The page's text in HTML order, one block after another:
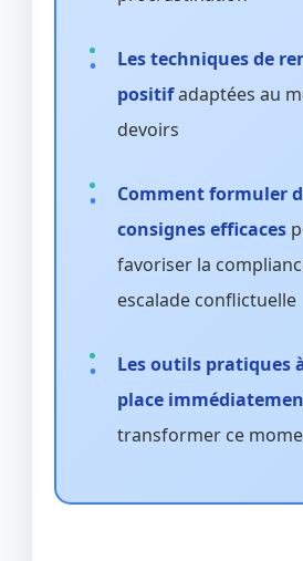
Les techniques de
positifadaptées au
devoirs
Comment formuler
consignes efficaces
favoriser la
escalade conflictuelle
Les outils pratiques
place
transformer ce